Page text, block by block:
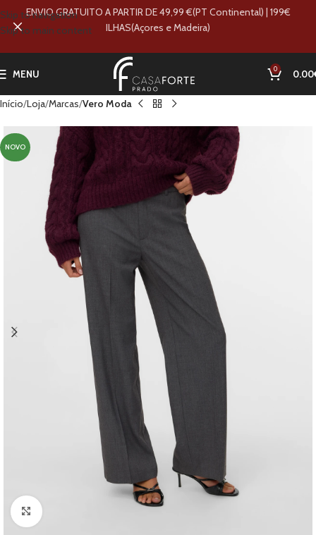
Skip to navigation
Skip to main content
MENU 0 0.00
Início Loja Marcas Vero Moda
NOVO
Clique para ampliar
ENVIO GRATUITO A PARTIR DE 49,99 €(PT Continental) | 199€
ILHAS(Açores e Madeira)